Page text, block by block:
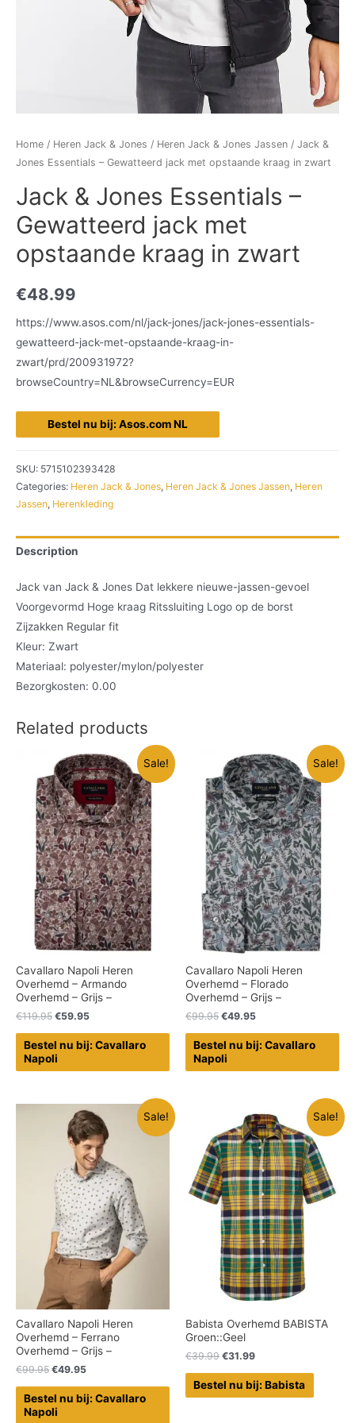
Home / Heren Jack & Jones / Heren Jack & Jones Jassen / Jack &
Jones Essentials – Gewatteerd jack met opstaande kraag in zwart
Jack & Jones Essentials –
Gewatteerd jack met
opstaande kraag in zwart
€48.99
https://www.asos.com/nl/jack-jones/jack-jones-essentials-
gewatteerd-jack-met-opstaande-kraag-in-
zwart/prd/200931972?
browseCountry=NL&browseCurrency=EUR
Bestel nu bij: Asos.com NL
SKU: 5715102393428
Categories: Heren Jack & Jones, Heren Jack & Jones Jassen, Heren
Jassen, Herenkleding
Description
Jack van Jack & Jones Dat lekkere nieuwe-jassen-gevoel
Voorgevormd Hoge kraag Ritssluiting Logo op de borst
Zijzakken Regular fit
Kleur: Zwart
Materiaal: polyester/mylon/polyester
Bezorgkosten: 0.00
Related products
Sale!
Cavallaro Napoli Heren
Overhemd – Armando
Overhemd – Grijs –
€119.95 €59.95
Bestel nu bij: Cavallaro
Napoli
Sale!
Cavallaro Napoli Heren
Overhemd – Florado
Overhemd – Grijs –
€99.95 €49.95
Bestel nu bij: Cavallaro
Napoli
Sale!
Cavallaro Napoli Heren
Overhemd – Ferrano
Overhemd – Grijs –
€99.95 €49.95
Bestel nu bij: Cavallaro
Napoli
Sale!
Babista Overhemd BABISTA
Groen::Geel
€39.99 €31.99
Bestel nu bij: Babista